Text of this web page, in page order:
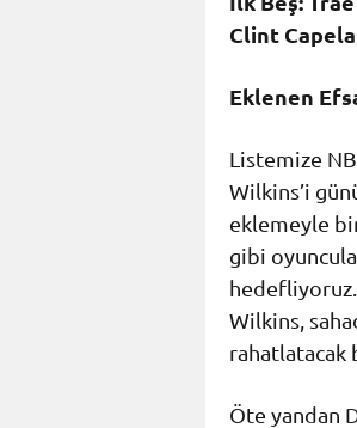
Clint Capela
Eklenen
Listemize
Wilkins’i
eklemeyle
gibi
hedefliyoruz.
Wilkins,
rahatlatacak
Öte yandan